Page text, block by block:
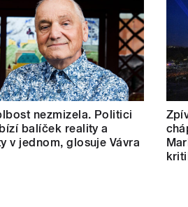
nezmizela. Politici
balíček reality a
v jednom, glosuje Vávra